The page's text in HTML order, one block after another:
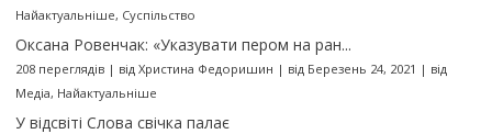
Найактуальніше, Суспільство
Оксана Ровенчак: «Указувати пером на ран...
208 переглядів| від Христина Федоришин | від Березень 24, 2021 | від
Медіа, Найактуальніше
У відсвіті Слова свічка палає